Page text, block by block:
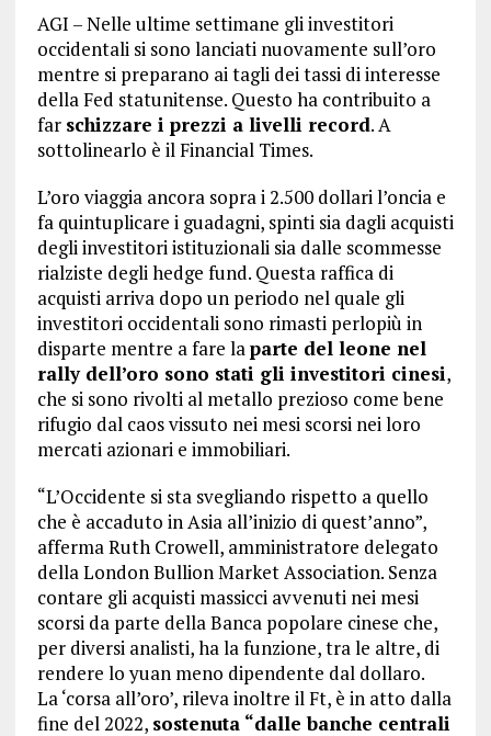
AGI – Nelle ultime settimane gli investitori
occidentali si sono lanciati nuovamente sull’oro
mentre si preparano ai tagli dei tassi di interesse
della Fed statunitense. Questo ha contribuito a
far schizzare i prezzi a livelli record. A
sottolinearlo è il Financial Times.
L’oro viaggia ancora sopra i 2.500 dollari l’oncia e
fa quintuplicare i guadagni, spinti sia dagli acquisti
degli investitori istituzionali sia dalle scommesse
rialziste degli hedge fund. Questa raffica di
acquisti arriva dopo un periodo nel quale gli
investitori occidentali sono rimasti perlopiù in
disparte mentre a fare laparte del leone nel
rally dell’oro sono stati gli investitori cinesi,
che si sono rivolti al metallo prezioso come bene
rifugio dal caos vissuto nei mesi scorsi nei loro
mercati azionari e immobiliari.
“L’Occidente si sta svegliando rispetto a quello
che è accaduto in Asia all’inizio di quest’anno”,
afferma Ruth Crowell, amministratore delegato
della London Bullion Market Association. Senza
contare gli acquisti massicci avvenuti nei mesi
scorsi da parte della Banca popolare cinese che,
per diversi analisti, ha la funzione, tra le altre, di
rendere lo yuan meno dipendente dal dollaro.
La ‘corsa all’oro’, rileva inoltre il Ft, è in atto dalla
fine del 2022, sostenuta “dalle banche centrali